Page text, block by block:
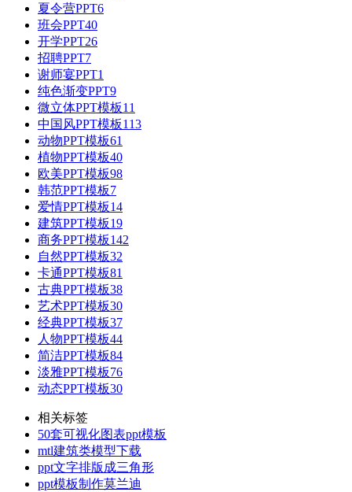
夏令营PPT6
班会PPT40
开学PPT26
招聘PPT7
谢师宴PPT1
纯色渐变PPT9
微立体PPT模板11
中国风PPT模板113
动物PPT模板61
植物PPT模板40
欧美PPT模板98
韩范PPT模板7
爱情PPT模板14
建筑PPT模板19
商务PPT模板142
自然PPT模板32
卡通PPT模板81
古典PPT模板38
艺术PPT模板30
经典PPT模板37
人物PPT模板44
简洁PPT模板84
淡雅PPT模板76
动态PPT模板30
相关标签
50套可视化图表ppt模板
mtl建筑类模型下载
ppt文字排版成三角形
ppt模板制作莫兰迪